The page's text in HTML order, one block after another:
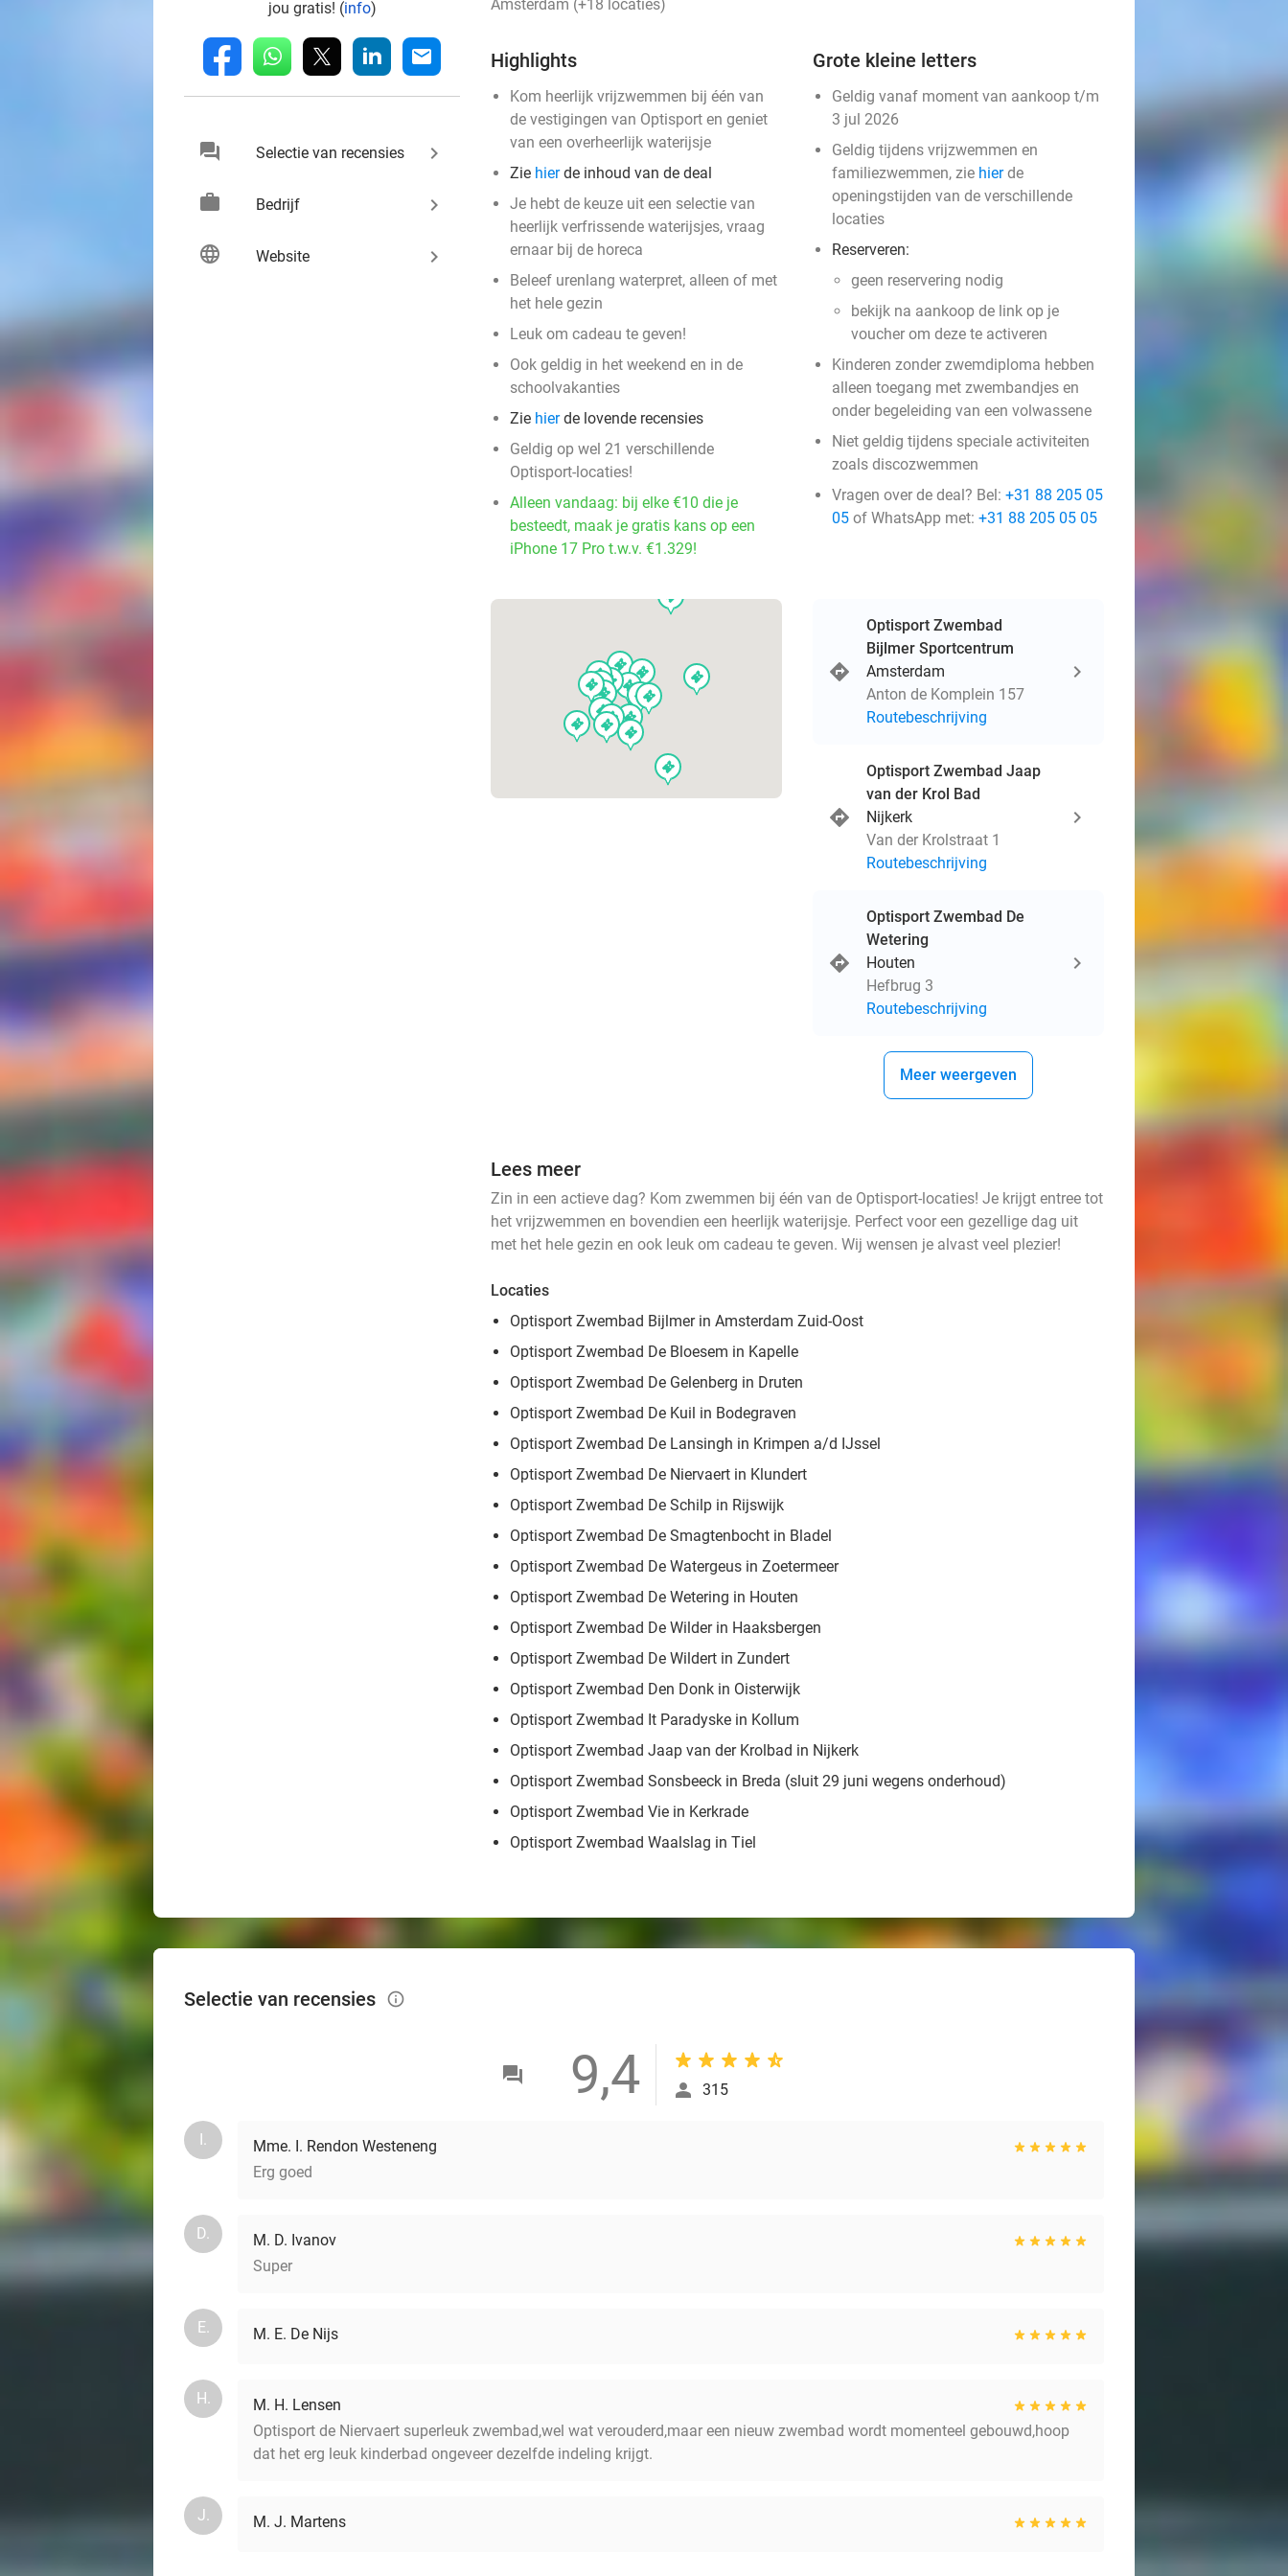
jou gratis! (info)
fb whatsapp linkedin mail
chat Selectie van recensies keyboard_arrow_right
work Bedrijf keyboard_arrow_right
language Website keyboard_arrow_right
Amsterdam (+18 locaties)
Highlights
Kom heerlijk vrijzwemmen bij één van
de vestigingen van Optisport en geniet
van een overheerlijk waterijsje
Zie hierde inhoud van de deal
Je hebt de keuze uit een selectie van
heerlijk verfrissende waterijsjes, vraag
ernaar bij de horeca
Beleef urenlang waterpret, alleen of met
het hele gezin
Leuk om cadeau te geven!
Ook geldig in het weekend en in de
schoolvakanties
Zie hierde lovende recensies
Geldig op wel 21 verschillende
Optisport-locaties!
Alleen vandaag: bij elke €10 die je
besteedt, maak je gratis kans op een
iPhone 17 Pro t.w.v. €1.329!
Grote kleine letters
Geldig vanaf moment van aankoop t/m
3 jul 2026
Geldig tijdens vrijzwemmen en
familiezwemmen, zie hierde
openingstijden van de verschillende
locaties
Reserveren:
geen reservering nodig
bekijk na aankoop de link op je
voucher om deze te activeren
Kinderen zonder zwemdiploma hebben
alleen toegang met zwembandjes en
onder begeleiding van een volwassene
Niet geldig tijdens speciale activiteiten
zoals discozwemmen
Vragen over de deal? Bel: +31 88 205 05
05 of WhatsApp met: +31 88 205 05 05
events events
events
events
events
events
events
events
events
events
events
eventsevents
events events
events
events
events
events
Optisport Zwembad
Bijlmer Sportcentrum
Amsterdam
Anton de Komplein 157
Routebeschrijving
Optisport Zwembad Jaap
van der Krol Bad
Nijkerk
Van der Krolstraat 1
Routebeschrijving
Optisport Zwembad De
Wetering
Houten
Hefbrug 3
Routebeschrijving
Meer weergeven
Lees meer
Zin in een actieve dag? Kom zwemmen bij één van de Optisport-locaties! Je krijgt entree tot
het vrijzwemmen en bovendien een heerlijk waterijsje. Perfect voor een gezellige dag uit
met het hele gezin en ook leuk om cadeau te geven. Wij wensen je alvast veel plezier!
Locaties
Optisport Zwembad Bijlmer in Amsterdam Zuid-Oost
Optisport Zwembad De Bloesem in Kapelle
Optisport Zwembad De Gelenberg in Druten
Optisport Zwembad De Kuil in Bodegraven
Optisport Zwembad De Lansingh in Krimpen a/d IJssel
Optisport Zwembad De Niervaert in Klundert
Optisport Zwembad De Schilp in Rijswijk
Optisport Zwembad De Smagtenbocht in Bladel
Optisport Zwembad De Watergeus in Zoetermeer
Optisport Zwembad De Wetering in Houten
Optisport Zwembad De Wilder in Haaksbergen
Optisport Zwembad De Wildert in Zundert
Optisport Zwembad Den Donk in Oisterwijk
Optisport Zwembad It Paradyske in Kollum
Optisport Zwembad Jaap van der Krolbad in Nijkerk
Optisport Zwembad Sonsbeeck in Breda (sluit 29 juni wegens onderhoud)
Optisport Zwembad Vie in Kerkrade
Optisport Zwembad Waalslag in Tiel
Selectie van recensies info_outlined
9,4 315
I.
Mme. I. Rendon Westeneng
Erg goed
D.
M. D. Ivanov
Super
E. M. E. De Nijs
H.
M. H. Lensen
Optisport de Niervaert superleuk zwembad,wel wat verouderd,maar een nieuw zwembad wordt momenteel gebouwd,hoop
dat het erg leuk kinderbad ongeveer dezelfde indeling krijgt.
J. M. J. Martens